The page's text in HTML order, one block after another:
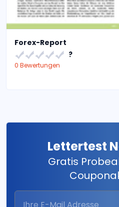
Forex-Report
?
0 Bewertungen
Lettertest
Gratis